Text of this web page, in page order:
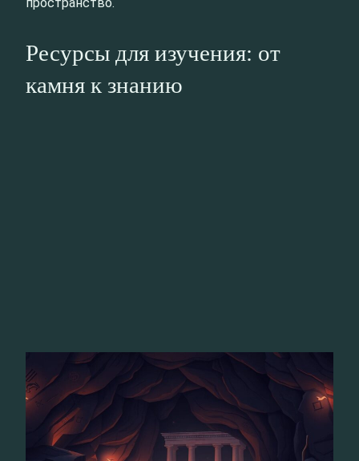
Ресурсы для изучения: от
камня к знанию